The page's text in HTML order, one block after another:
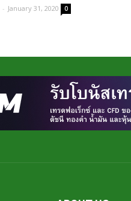
- January 31, 2020 0